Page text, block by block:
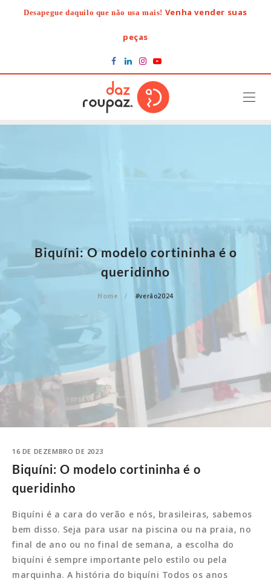
Desapegue daquilo que não usa mais! Venha vender suas
peças
Biquíni: O modelo cortininha é o
queridinho
Home #verão2024
16 DE DEZEMBRO DE 2023
Biquíni: O modelo cortininha é o
queridinho
Biquíni é a cara do verão e nós, brasileiras, sabemos
bem disso. Seja para usar na piscina ou na praia, no
final de ano ou no final de semana, a escolha do
biquíni é sempre importante pelo estilo ou pela
marquinha. A história do biquíni Todos os anos